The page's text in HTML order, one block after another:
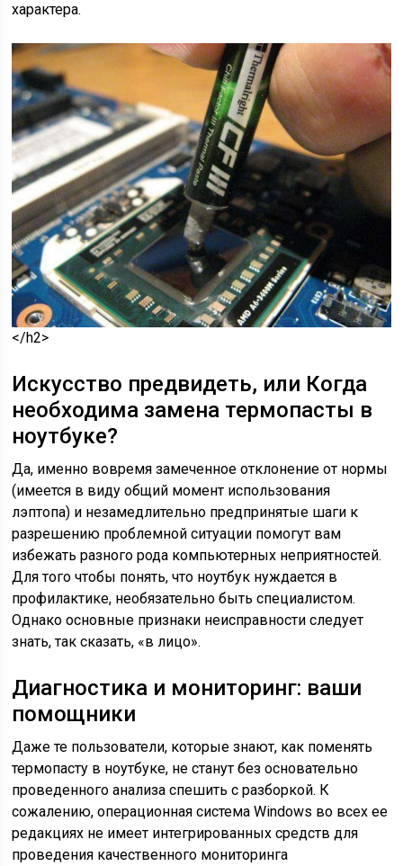
характера.
</h2>
Искусство предвидеть, или Когда
необходима замена термопасты в
ноутбуке?
Да, именно вовремя замеченное отклонение от нормы
(имеется в виду общий момент использования
лэптопа) и незамедлительно предпринятые шаги к
разрешению проблемной ситуации помогут вам
избежать разного рода компьютерных неприятностей.
Для того чтобы понять, что ноутбук нуждается в
профилактике, необязательно быть специалистом.
Однако основные признаки неисправности следует
знать, так сказать, «в лицо».
Диагностика и мониторинг: ваши
помощники
Даже те пользователи, которые знают, как поменять
термопасту в ноутбуке, не станут без основательно
проведенного анализа спешить с разборкой. К
сожалению, операционная система Windows во всех ее
редакциях не имеет интегрированных средств для
проведения качественного мониторинга